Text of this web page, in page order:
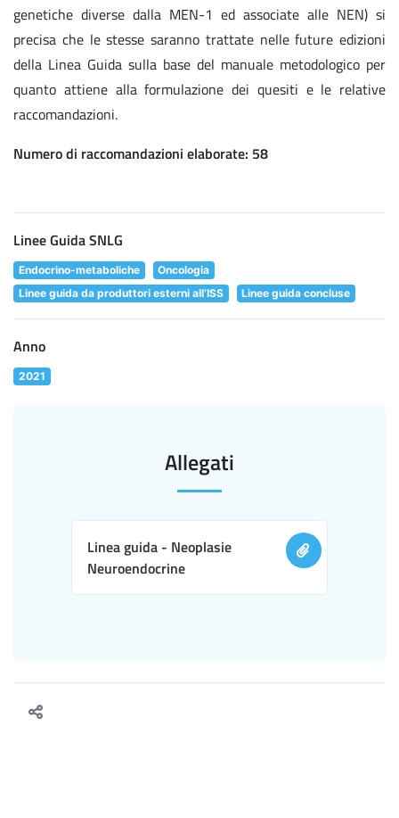
genetiche diverse dalla MEN-1 ed associate alle NEN) si
precisa che le stesse saranno trattate nelle future edizioni
della Linea Guida sulla base del manuale metodologico per
quanto attiene alla formulazione dei quesiti e le relative
raccomandazioni.
Numero di raccomandazioni elaborate: 58
Linee Guida SNLG
Endocrino-metaboliche
Oncologia
Linee guida da produttori esterni all’ISS
Linee guida concluse
Anno
2021
Allegati
Linea guida - Neoplasie
Neuroendocrine